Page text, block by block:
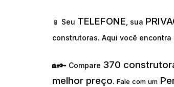
📱 Seu TELEFONE , sua
construtoras. Aqui você encontra
🏡🔑 Compare 370
melhor preço. Fale com um